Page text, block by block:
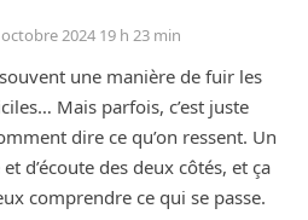
2024 19 h 23 min
souvent une manière de fuir les
Mais parfois, c’est juste
dire ce qu’on ressent. Un
d’écoute des deux côtés, et ça
comprendre ce qui se passe.